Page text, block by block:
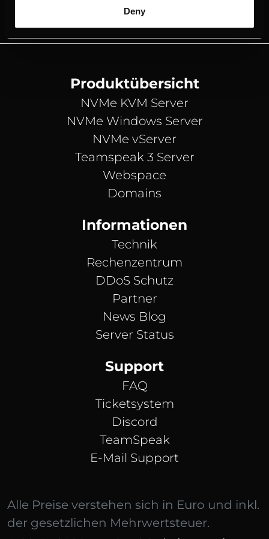
Deny
Produktübersicht
NVMe KVM Server
NVMe Windows Server
NVMe vServer
Teamspeak 3 Server
Webspace
Domains
Informationen
Technik
Rechenzentrum
DDoS Schutz
Partner
News Blog
Server Status
Support
FAQ
Ticketsystem
Discord
TeamSpeak
E-Mail Support
Alle Preise verstehen sich in Euro und inkl.
der gesetzlichen Mehrwertsteuer.